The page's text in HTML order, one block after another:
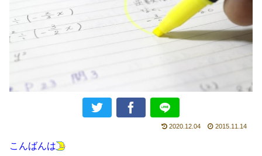
2020.12.04 2015.11.14
こんばんは